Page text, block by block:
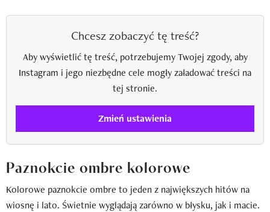
Chcesz zobaczyć tę treść?
Aby wyświetlić tę treść, potrzebujemy Twojej zgody, aby
Instagram i jego niezbędne cele mogły załadować treści na
tej stronie.
Zmień ustawienia
Paznokcie ombre kolorowe
Kolorowe paznokcie ombre to jeden z największych hitów na
wiosnę i lato. Świetnie wyglądają zarówno w błysku, jak i macie.